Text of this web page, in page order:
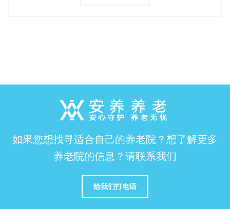
如果您想找寻适合自己的养老院？想了解更多
养老院的信息？请联系我们
给我们打电话